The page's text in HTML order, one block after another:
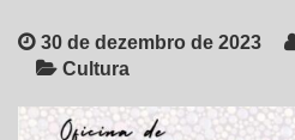
30 de dezembro de 2023
Cultura